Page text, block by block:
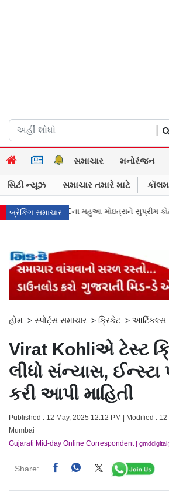
સમાચાર મનોરંજન
સિટી ન્યૂઝ સમાચાર તમારે માટે કૉલમ
બ્રેકિંગ સમાચાર
સુપ્રીમ કોર્ટનો ઝટકો બૉમ્બની ધમકી બાદ
હોમ > સ્પોર્ટ્સ સમાચાર > ક્રિકેટ > આર્ટિકલ્સ
Virat Kohliએ ટેસ્ટ
લીધો સંન્યાસ, ઈન્સ્ટા
કરી આપી માહિતી
Published : 12 May, 2025 12:12 PM | Modified : 12
Mumbai
Gujarati Mid-day Online Correspondent|
Share: